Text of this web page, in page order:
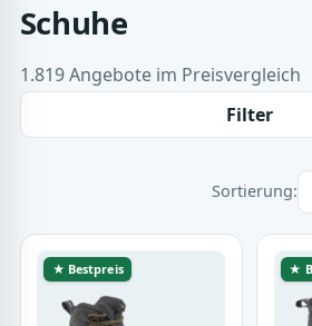
Schuhe
1.819 Angebote im Preisvergleich
Filter
Sortierung:
★ Bestpreis ★